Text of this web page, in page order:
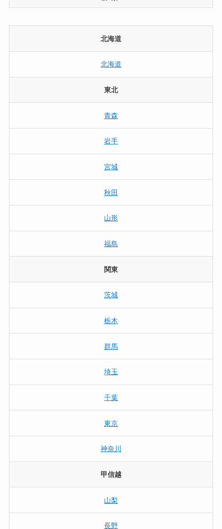
北海道
北海道
東北
青森
岩手
宮城
秋田
山形
福島
関東
茨城
栃木
群馬
埼玉
千葉
東京
神奈川
甲信越
山梨
長野